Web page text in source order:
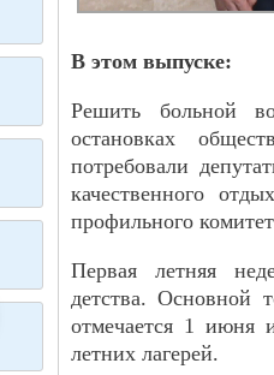
В этом выпуске:
Решить больной
остановках
потребовали
качественного
профильного
Первая летняя
детства. Основной
отмечается 1 июня
летних лагерей.